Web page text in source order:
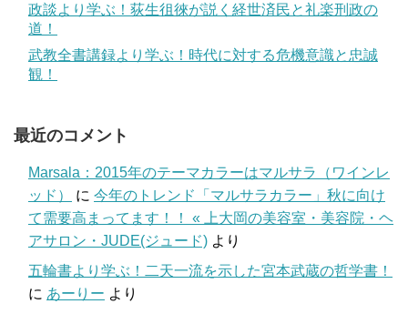
政談より学ぶ！荻生徂徠が説く経世済民と礼楽刑政の
道！
武教全書講録より学ぶ！時代に対する危機意識と忠誠
観！
最近のコメント
Marsala：2015年のテーマカラーはマルサラ（ワインレ
ッド）
に 今年のトレンド「マルサラカラー」秋に向け
て需要高まってます！！ « 上大岡の美容室・美容院・ヘ
アサロン・JUDE(ジュード) より
五輪書より学ぶ！二天一流を示した宮本武蔵の哲学書！
に あーりー より